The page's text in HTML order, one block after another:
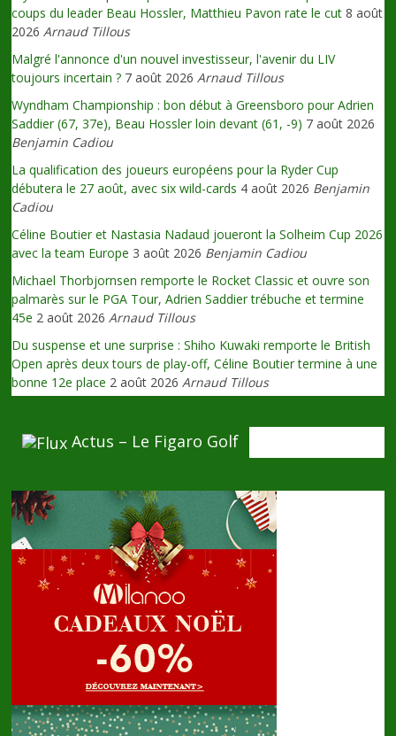
coups du leader Beau Hossler, Matthieu Pavon rate le cut 8 août
2026 Arnaud Tillous
Malgré l'annonce d'un nouvel investisseur, l'avenir du LIV
toujours incertain ? 7 août 2026 Arnaud Tillous
Wyndham Championship : bon début à Greensboro pour Adrien
Saddier (67, 37e), Beau Hossler loin devant (61, -9) 7 août 2026
Benjamin Cadiou
La qualification des joueurs européens pour la Ryder Cup
débutera le 27 août, avec six wild-cards 4 août 2026 Benjamin
Cadiou
Céline Boutier et Nastasia Nadaud joueront la Solheim Cup 2026
avec la team Europe 3 août 2026 Benjamin Cadiou
Michael Thorbjornsen remporte le Rocket Classic et ouvre son
palmarès sur le PGA Tour, Adrien Saddier trébuche et termine
45e 2 août 2026 Arnaud Tillous
Du suspense et une surprise : Shiho Kuwaki remporte le British
Open après deux tours de play-off, Céline Boutier termine à une
bonne 12e place 2 août 2026 Arnaud Tillous
Actus – Le Figaro Golf